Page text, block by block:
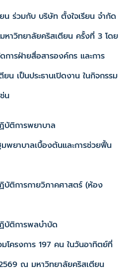
ร่วมกับ บริษัท ตั้งใจเรียน จำกัด
หาวิทยาลัยคริสเตียน ครั้งที่ 3 โดย
ารฝ่ายสื่อสารองค์กร และการ
น เป็นประธานเปิดงาน ในกิจกรรม
น
บัติการพยาบาล
พยาบาลเบื้องต้นและการช่วยฟื้น
บัติการกายวิภาคศาสตร์ (ห้อง
บัติการพลบำบัด
มโครงการ 197 คน ในวันอาทิตย์ที่
ณ มหาวิทยาลัยคริสเตียน